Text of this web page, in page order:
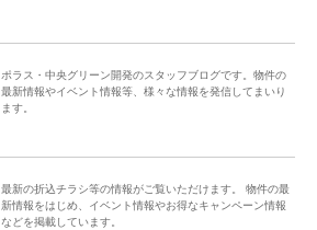
ポラス・中央グリーン開発のスタッフブログです。物件の
最新情報やイベント情報等、様々な情報を発信してまいり
ます。
最新の折込チラシ等の情報がご覧いただけます。 物件の最
新情報をはじめ、イベント情報やお得なキャンペーン情報
などを掲載しています。